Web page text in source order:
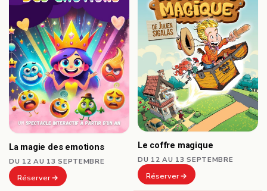
La magie des emotions
DU 12 AU 13 SEPTEMBRE
Réserver
Le coffre magique
DU 12 AU 13 SEPTEMBRE
Réserver